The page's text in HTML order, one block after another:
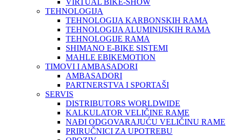
VIRTUAL BIKE-SHOW
TEHNOLOGIJA
TEHNOLOGIJA KARBONSKIH RAMA
TEHNOLOGIJA ALUMINIJSKIH RAMA
TEHNOLOGIJE RAMA
SHIMANO E-BIKE SISTEMI
MAHLE EBIKEMOTION
TIMOVI I AMBASADORI
AMBASADORI
PARTNERSTVA I SPORTAŠI
SERVIS
DISTRIBUTORS WORLDWIDE
KALKULATOR VELIČINE RAME
NAĐI ODGOVARAJUĆU VELIČINU RAME
PRIRUČNICI ZA UPOTREBU